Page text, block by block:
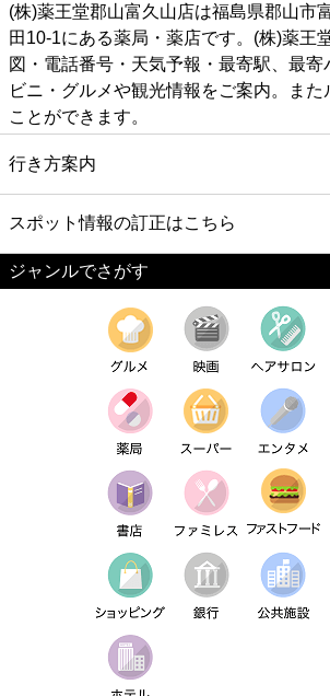
(株)薬王堂郡山富久山店は福島県郡山市
田10-1にある薬局・薬店です。(株)薬王
図・電話番号・天気予報・最寄駅、最寄
ビニ・グルメや観光情報をご案内。また
ことができます。
行き方案内
スポット情報の訂正はこちら
ジャンルでさがす